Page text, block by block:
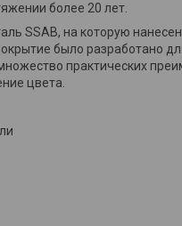
более 20 лет.
SSAB, на которую
было разработано
практических
цвета.